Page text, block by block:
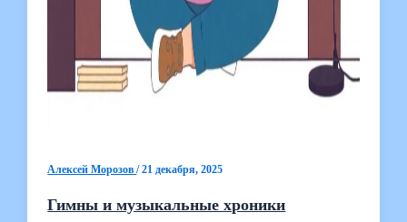
Алексей Морозов/21 декабря, 2025
Гимны и музыкальные хроники